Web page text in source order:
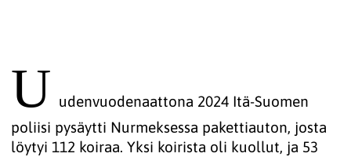
U udenvuodenaattona 2024 Itä-Suomen
poliisi pysäytti Nurmeksessa pakettiauton, josta
löytyi 112 koiraa. Yksi koirista oli kuollut, ja 53